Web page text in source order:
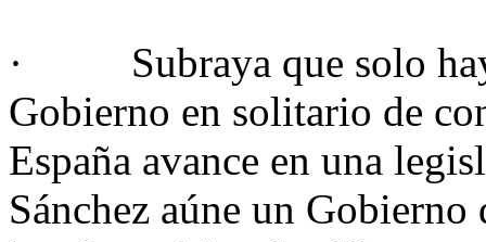
· Subraya que solo hay
Gobierno en solitario de
España avance en una
Sánchez aúne un